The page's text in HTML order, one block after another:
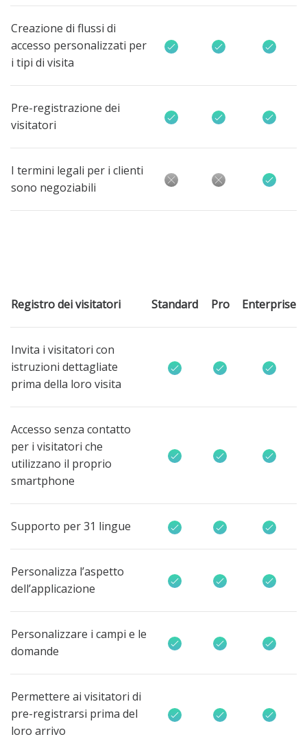
Creazione di flussi di
accesso personalizzati per
i tipi di visita
Pre-registrazione dei
visitatori
I termini legali per i clienti
sono negoziabili
Registro dei visitatori Standard Pro Enterprise
Invita i visitatori con
istruzioni dettagliate
prima della loro visita
Accesso senza contatto
per i visitatori che
utilizzano il proprio
smartphone
Supporto per 31 lingue
Personalizza l’aspetto
dell’applicazione
Personalizzare i campi e le
domande
Permettere ai visitatori di
pre-registrarsi prima del
loro arrivo